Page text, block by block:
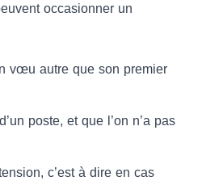
occasionner un
vœu autre que son premier
poste, et que l’on n’a pas
c’est à dire en cas